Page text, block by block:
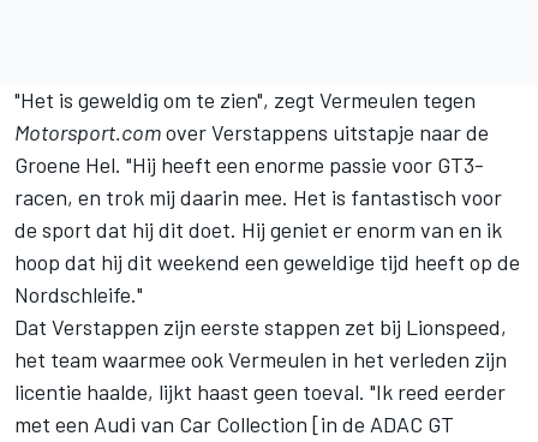
"Het is geweldig om te zien", zegt Vermeulen tegen
Motorsport.comover Verstappens uitstapje naar de
Groene Hel. "Hij heeft een enorme passie voor GT3-
racen, en trok mij daarin mee. Het is fantastisch voor
de sport dat hij dit doet. Hij geniet er enorm van en ik
hoop dat hij dit weekend een geweldige tijd heeft op de
Nordschleife."
Dat Verstappen zijn eerste stappen zet bij Lionspeed,
het team waarmee ook Vermeulen in het verleden zijn
licentie haalde, lijkt haast geen toeval. "Ik reed eerder
met een Audi van Car Collection [in de ADAC GT